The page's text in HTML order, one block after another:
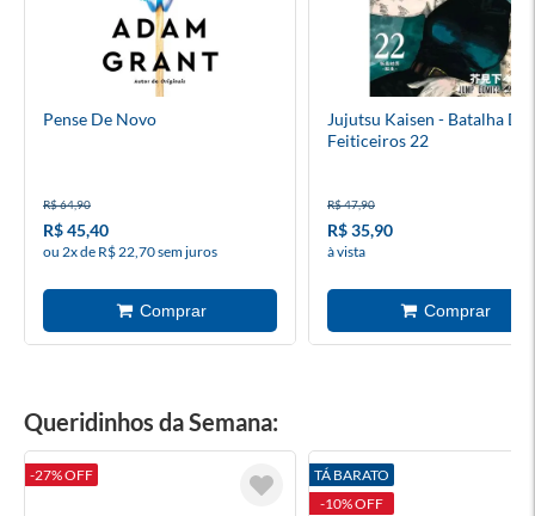
Pense De Novo
R$ 64,90
R$ 45,40
ou 2x de R$ 22,70 sem juros
Jujutsu Kaisen - Batalha De
Feiticeiros 22
R$ 47,90
R$ 35,90
à vista
Queridinhos da Semana:
-27% OFF
TÁ BARATO
-10% OFF